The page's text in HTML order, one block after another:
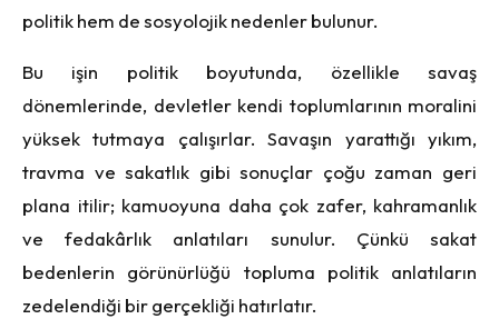
politik hem de sosyolojik nedenler bulunur.
Bu işin politik boyutunda, özellikle savaş
dönemlerinde, devletler kendi toplumlarının moralini
yüksek tutmaya çalışırlar. Savaşın yarattığı yıkım,
travma ve sakatlık gibi sonuçlar çoğu zaman geri
plana itilir; kamuoyuna daha çok zafer, kahramanlık
ve fedakârlık anlatıları sunulur. Çünkü sakat
bedenlerin görünürlüğü topluma politik anlatıların
zedelendiği bir gerçekliği hatırlatır.